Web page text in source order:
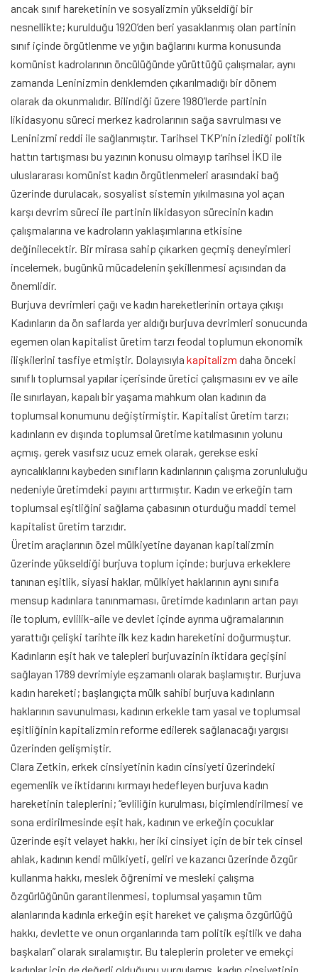
ancak sınıf hareketinin ve sosyalizmin yükseldiği bir
nesnellikte; kurulduğu 1920’den beri yasaklanmış olan partinin
sınıf içinde örgütlenme ve yığın bağlarını kurma konusunda
komünist kadrolarının öncülüğünde yürüttüğü çalışmalar, aynı
zamanda Leninizmin denklemden çıkarılmadığı bir dönem
olarak da okunmalıdır. Bilindiği üzere 1980’lerde partinin
likidasyonu süreci merkez kadrolarının sağa savrulması ve
Leninizmi reddi ile sağlanmıştır. Tarihsel TKP’nin izlediği politik
hattın tartışması bu yazının konusu olmayıp tarihsel İKD ile
uluslararası komünist kadın örgütlenmeleri arasındaki bağ
üzerinde durulacak, sosyalist sistemin yıkılmasına yol açan
karşı devrim süreci ile partinin likidasyon sürecinin kadın
çalışmalarına ve kadroların yaklaşımlarına etkisine
değinilecektir. Bir mirasa sahip çıkarken geçmiş deneyimleri
incelemek, bugünkü mücadelenin şekillenmesi açısından da
önemlidir.
Burjuva devrimleri çağı ve kadın hareketlerinin ortaya çıkışı
Kadınların da ön saflarda yer aldığı burjuva devrimleri sonucunda
egemen olan kapitalist üretim tarzı feodal toplumun ekonomik
ilişkilerini tasfiye etmiştir. Dolayısıyla kapitalizm daha önceki
sınıflı toplumsal yapılar içerisinde üretici çalışmasını ev ve aile
ile sınırlayan, kapalı bir yaşama mahkum olan kadının da
toplumsal konumunu değiştirmiştir. Kapitalist üretim tarzı;
kadınların ev dışında toplumsal üretime katılmasının yolunu
açmış, gerek vasıfsız ucuz emek olarak, gerekse eski
ayrıcalıklarını kaybeden sınıfların kadınlarının çalışma zorunluluğu
nedeniyle üretimdeki payını arttırmıştır. Kadın ve erkeğin tam
toplumsal eşitliğini sağlama çabasının oturduğu maddi temel
kapitalist üretim tarzıdır.
Üretim araçlarının özel mülkiyetine dayanan kapitalizmin
üzerinde yükseldiği burjuva toplum içinde; burjuva erkeklere
tanınan eşitlik, siyasi haklar, mülkiyet haklarının aynı sınıfa
mensup kadınlara tanınmaması, üretimde kadınların artan payı
ile toplum, evlilik-aile ve devlet içinde ayrıma uğramalarının
yarattığı çelişki tarihte ilk kez kadın hareketini doğurmuştur.
Kadınların eşit hak ve talepleri burjuvazinin iktidara geçişini
sağlayan 1789 devrimiyle eşzamanlı olarak başlamıştır. Burjuva
kadın hareketi; başlangıçta mülk sahibi burjuva kadınların
haklarının savunulması, kadının erkekle tam yasal ve toplumsal
eşitliğinin kapitalizmin reforme edilerek sağlanacağı yargısı
üzerinden gelişmiştir.
Clara Zetkin, erkek cinsiyetinin kadın cinsiyeti üzerindeki
egemenlik ve iktidarını kırmayı hedefleyen burjuva kadın
hareketinin taleplerini; “evliliğin kurulması, biçimlendirilmesi ve
sona erdirilmesinde eşit hak, kadının ve erkeğin çocuklar
üzerinde eşit velayet hakkı, her iki cinsiyet için de bir tek cinsel
ahlak, kadının kendi mülkiyeti, geliri ve kazancı üzerinde özgür
kullanma hakkı, meslek öğrenimi ve mesleki çalışma
özgürlüğünün garantilenmesi, toplumsal yaşamın tüm
alanlarında kadınla erkeğin eşit hareket ve çalışma özgürlüğü
hakkı, devlette ve onun organlarında tam politik eşitlik ve daha
başkaları” olarak sıralamıştır. Bu taleplerin proleter ve emekçi